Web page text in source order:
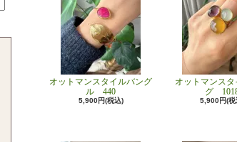
オットマンスタイルバング
ル 440
5,900円(税込)
オットマンスタ
グ
5,900円(税